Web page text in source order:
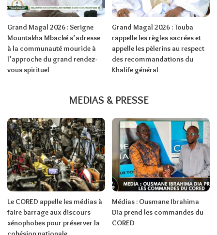
Grand Magal 2026 : Serigne
Mountakha Mbacké s’adresse
à la communauté mouride à
l’approche du grand rendez-
vous spirituel
Grand Magal 2026 : Touba
rappelle les règles sacrées et
appelle les pèlerins au respect
des recommandations du
Khalife général
MEDIAS & PRESSE
Le CORED appelle les médias à
faire barrage aux discours
xénophobes pour préserver la
Médias : Ousmane Ibrahima
Dia prend les commandes du
CORED